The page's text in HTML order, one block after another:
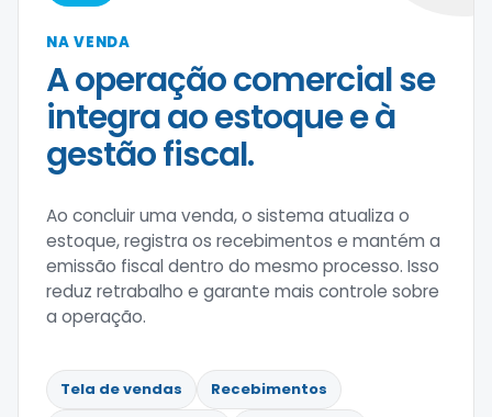
NA VENDA
A operação comercial se
integra ao estoque e à
gestão fiscal.
Ao concluir uma venda, o sistema atualiza o
estoque, registra os recebimentos e mantém a
emissão fiscal dentro do mesmo processo. Isso
reduz retrabalho e garante mais controle sobre
a operação.
Tela de vendas
Recebimentos